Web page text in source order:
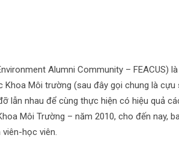
Alumni Community – FEACUS)
Môi trường (sau đây gọi chung là
lẫn nhau để cùng thực hiện có hiệu quả
Môi Trường – năm 2010, cho đến nay,
học viên.